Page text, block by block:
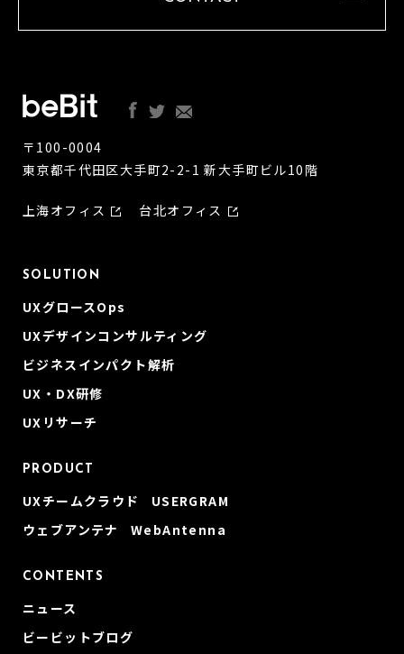
〒100-0004
東京都千代田区大手町2-2-1 新大手町ビル10階
上海オフィス 台北オフィス
SOLUTION
UXグロースOps
UXデザインコンサルティング
ビジネスインパクト解析
UX・DX研修
UXリサーチ
PRODUCT
UXチームクラウド USERGRAM
ウェブアンテナ WebAntenna
CONTENTS
ニュース
ビービットブログ